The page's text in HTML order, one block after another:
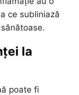
ce subliniază
la
poate fi